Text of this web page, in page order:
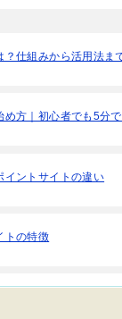
？仕組みから活用法ま
め方｜初心者でも5分
イントサイトの違い
トの特徴